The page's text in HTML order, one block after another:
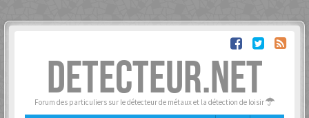
DETECTEUR.NET
Forum des particuliers sur le détecteur de métaux et la détection de loisir